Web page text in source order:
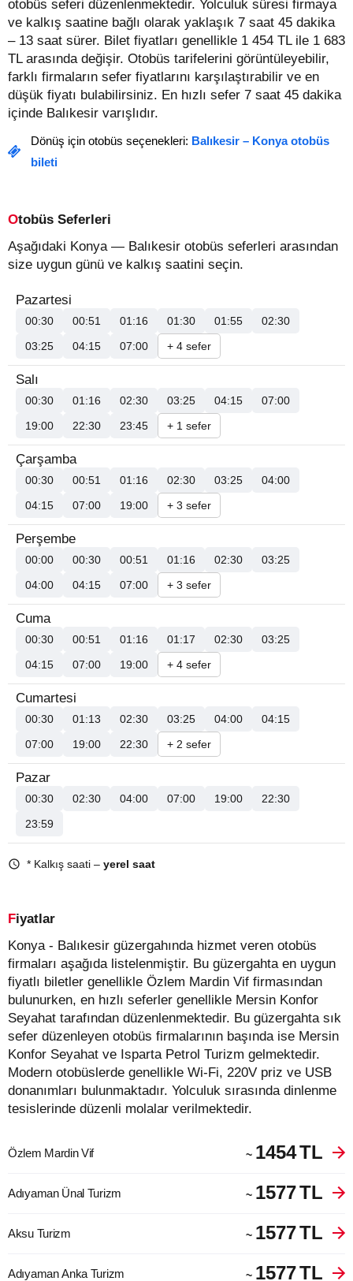
otobüs seferi düzenlenmektedir. Yolculuk süresi firmaya
ve kalkış saatine bağlı olarak yaklaşık 7 saat 45 dakika
– 13 saat sürer. Bilet fiyatları genellikle 1 454 TL ile 1 683
TL arasında değişir. Otobüs tarifelerini görüntüleyebilir,
farklı firmaların sefer fiyatlarını karşılaştırabilir ve en
düşük fiyatı bulabilirsiniz. En hızlı sefer 7 saat 45 dakika
içinde Balıkesir varışlıdır.
Dönüş için otobüs seçenekleri: Balıkesir – Konya otobüs
bileti
Otobüs Seferleri
Aşağıdaki Konya — Balıkesir otobüs seferleri arasından
size uygun günü ve kalkış saatini seçin.
Pazartesi
00:30 00:51 01:16 01:30 01:55
02:30
03:25
04:15 07:00 + 4 sefer
Salı
00:30 01:16 02:30 03:25 04:15
07:00
19:00
22:30 23:45 + 1 sefer
Çarşamba
00:30 00:51 01:16 02:30 03:25
04:00
04:15
07:00 19:00 + 3 sefer
Perşembe
00:00 00:30 00:51 01:16 02:30
03:25
04:00
04:15 07:00 + 3 sefer
Cuma
00:30 00:51 01:16 01:17 02:30
03:25
04:15
07:00 19:00 + 4 sefer
Cumartesi
00:30 01:13 02:30 03:25 04:00
04:15
07:00
19:00 22:30 + 2 sefer
Pazar
00:30 02:30 04:00 07:00 19:00
22:30
23:59
* Kalkış saati – yerel saat
Fiyatlar
Konya - Balıkesir güzergahında hizmet veren otobüs
firmaları aşağıda listelenmiştir. Bu güzergahta en uygun
fiyatlı biletler genellikle Özlem Mardin Vif firmasından
bulunurken, en hızlı seferler genellikle Mersin Konfor
Seyahat tarafından düzenlenmektedir. Bu güzergahta sık
sefer düzenleyen otobüs firmalarının başında ise Mersin
Konfor Seyahat ve Isparta Petrol Turizm gelmektedir.
Modern otobüslerde genellikle Wi-Fi, 220V priz ve USB
donanımları bulunmaktadır. Yolculuk sırasında dinlenme
tesislerinde düzenli molalar verilmektedir.
Özlem Mardin Vif ~ 1454TL
Adıyaman Ünal Turizm ~ 1577TL
Aksu Turizm ~ 1577TL
Adıyaman Anka Turizm ~ 1577TL